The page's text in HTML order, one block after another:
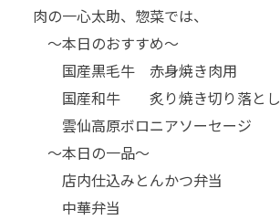
肉の一心太助、惣菜では、
～本日のおすすめ～
国産黒毛牛 赤身焼き肉用
国産和牛 炙り焼き切り落とし
雲仙高原ボロニアソーセージ
～本日の一品～
店内仕込みとんかつ弁当
中華弁当